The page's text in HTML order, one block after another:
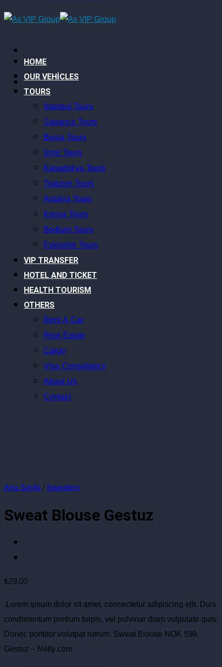
HOME
OUR VEHİCLES
TOURS
İstanbul Tours
Sapanca Tours
Bursa Tours
İzmir Tours
Kapadokya Tours
Trabzon Tours
Antalya Tours
Konya Tours
Bodrum Tours
Eskişehir Tours
VIP TRANSFER
HOTEL AND TICKET
HEALTH TOURISM
OTHERS
Rent A Car
Real Estate
Cargo
Visa Consultancy
About Us
Contact
Ana Sayfa/Sweaters
Sweat Blouse Gestuz
₺29,00
.Lorem ipsum dolor sit amet, consectetur adipiscing elit. Duis
condimentum pretium turpis, vel pulvinar diam vulputate quis.
Donec porttitor volutpat rutrum. Sweat Blouse NOK 599,
Gestuz – Nelly.com